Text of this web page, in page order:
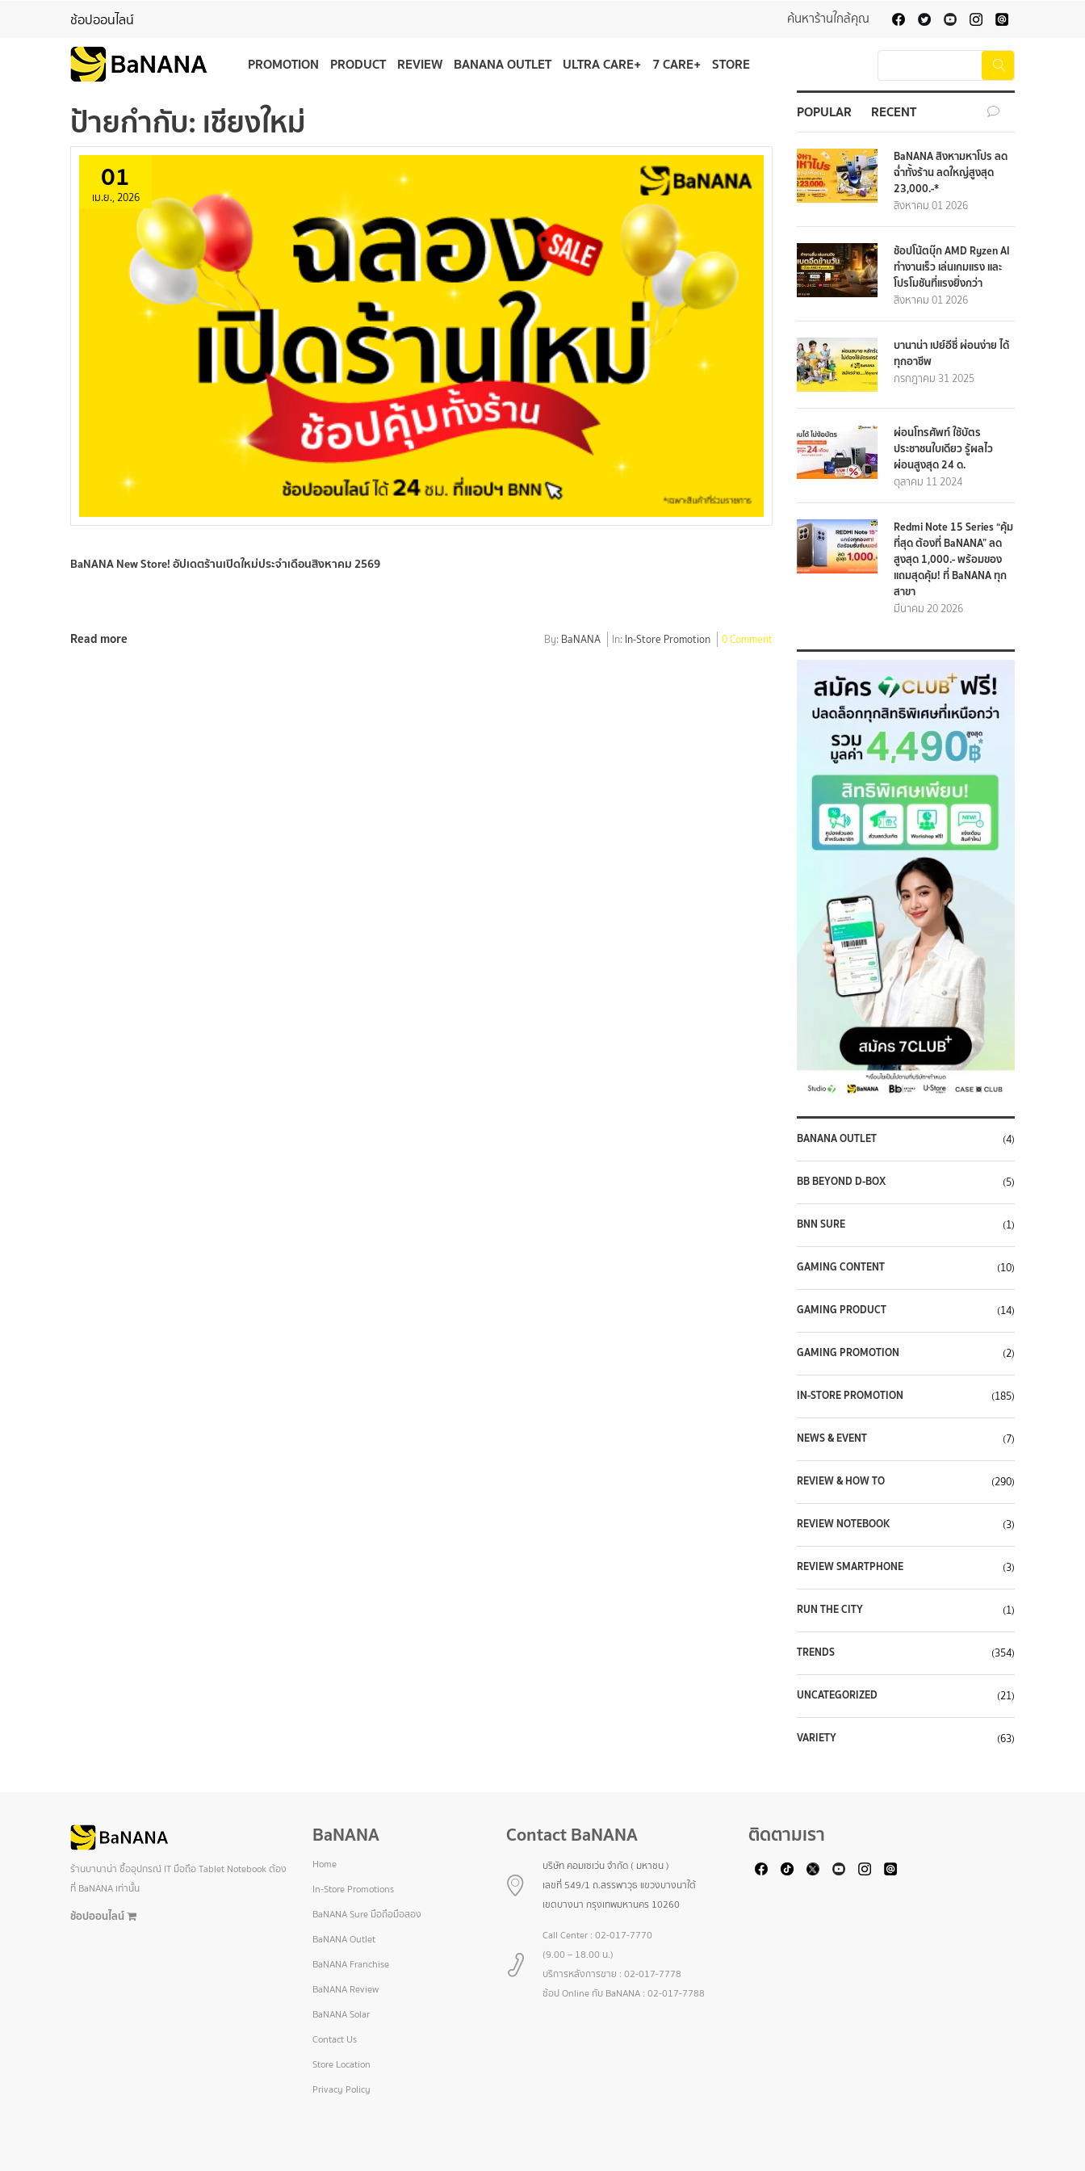
ช้อปออนไลน์ ค้นหาร้านใกล้คุณ
PROMOTION PRODUCT REVIEW BANANA OUTLET ULTRA CARE+ 7 CARE+ STORE
ป้ายกำกับ: เชียงใหม่
01
เม.ย., 2026
BaNANA New Store! อัปเดตร้านเปิดใหม่ประจำเดือนสิงหาคม 2569
Read more By: BaNANA In: In-Store Promotion 0 Comment
POPULAR RECENT
BaNANA สิงหามหาโปร ลด
ฉ่ำทั้งร้าน ลดใหญ่สูงสุด
23,000.-*
สิงหาคม 01 2026
ช้อปโน้ตบุ๊ก AMD Ryzen AI
ทำงานเร็ว เล่นเกมแรง และ
โปรโมชันที่แรงยิ่งกว่า
สิงหาคม 01 2026
บานาน่า เปย์อีซี่ ผ่อนง่าย ได้
ทุกอาชีพ
กรกฎาคม 31 2025
ผ่อนโทรศัพท์ ใช้บัตร
ประชาชนใบเดียว รู้ผลไว
ผ่อนสูงสุด 24 ด.
ตุลาคม 11 2024
Redmi Note 15 Series “คุ้ม
ที่สุด ต้องที่ BaNANA” ลด
สูงสุด 1,000.- พร้อมของ
แถมสุดคุ้ม! ที่ BaNANA ทุก
สาขา
มีนาคม 20 2026
BANANA OUTLET (4)
BB BEYOND D-BOX (5)
BNN SURE (1)
GAMING CONTENT (10)
GAMING PRODUCT (14)
GAMING PROMOTION (2)
IN-STORE PROMOTION (185)
NEWS & EVENT (7)
REVIEW & HOW TO (290)
REVIEW NOTEBOOK (3)
REVIEW SMARTPHONE (3)
RUN THE CITY (1)
TRENDS (354)
UNCATEGORIZED (21)
VARIETY (63)
ร้านบานาน่า ซื้ออุปกรณ์ IT มือถือ Tablet Notebook ต้อง
ที่ BaNANA เท่านั้น
ช้อปออนไลน์
BaNANA
Home
In-Store Promotions
BaNANA Sure มือถือมือสอง
BaNANA Outlet
BaNANA Franchise
BaNANA Review
BaNANA Solar
Contact Us
Store Location
Privacy Policy
Contact BaNANA
บริษัท คอมเซเว่น จำกัด ( มหาชน )
เลขที่ 549/1 ถ.สรรพาวุธ แขวงบางนาใต้
เขตบางนา กรุงเทพมหานคร 10260
Call Center : 02-017-7770
(9.00 – 18.00 น.)
บริการหลังการขาย : 02-017-7778
ช้อป Online กับ BaNANA : 02-017-7788
ติดตามเรา